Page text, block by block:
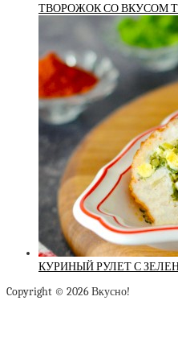
ТВОРОЖОК СО ВКУСОМ
КУРИНЫЙ РУЛЕТ С
Copyright © 2026 Вкусно!